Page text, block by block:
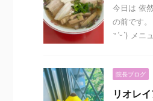
今日は 依
の前です
˶ˊᵕˋ) メニ
院長ブログ
リオレ